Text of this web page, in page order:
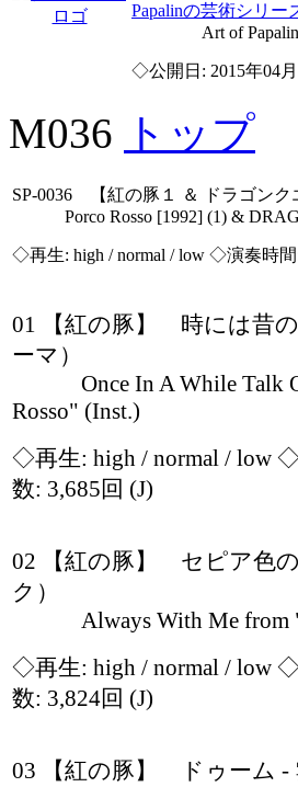
Papalinの芸術シリー
Art of Papalin
◇公開日: 2015年04月
M036 トップ
SP-0036 【紅の豚１ ＆ ドラゴンク
Porco Rosso [1992] (1) &
◇再生: high / normal / low ◇演奏時間
01 【紅の豚】 時には昔
ーマ）
Once In A While Talk Of
Rosso" (Inst.)
◇再生: high / normal / low ◇
数: 3,685回 (J)
02 【紅の豚】 セピア色
ク）
Always With Me from
◇再生: high / normal / low ◇
数: 3,824回 (J)
03 【紅の豚】 ドゥーム -